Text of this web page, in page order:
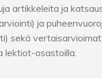
artikkeleita ja
ja
sekä
lektiot-osastoilla.